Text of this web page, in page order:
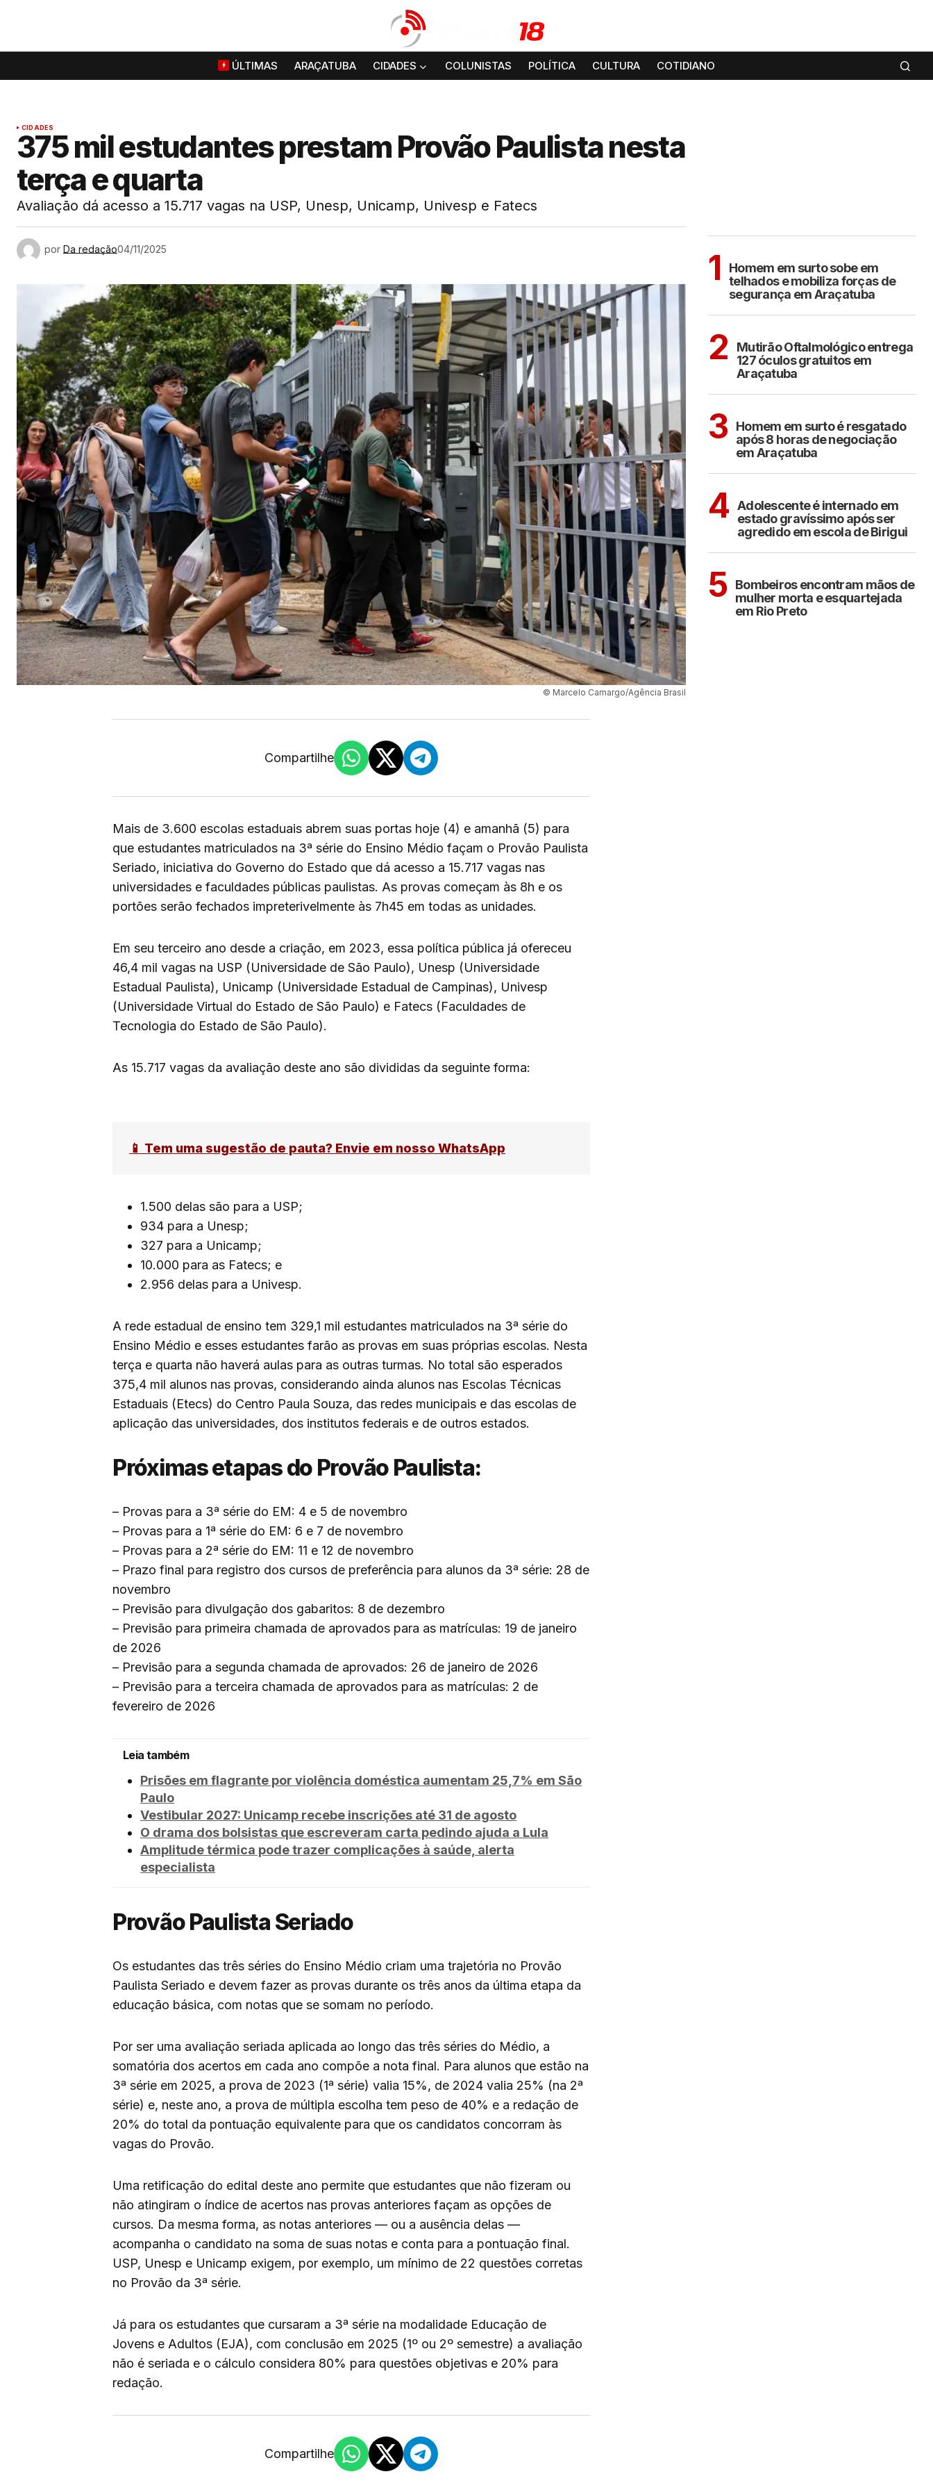
ÚLTIMAS ARAÇATUBA CIDADES COLUNISTAS POLÍTICA CULTURA COTIDIANO
CIDADES
375 mil estudantes prestam Provão Paulista nesta
terça e quarta
Avaliação dá acesso a 15.717 vagas na USP, Unesp, Unicamp, Univesp e Fatecs
por Da redação04/11/2025
© Marcelo Camargo/Agência Brasil
Compartilhe
Mais de 3.600 escolas estaduais abrem suas portas hoje (4) e amanhã (5) para
que estudantes matriculados na 3ª série do Ensino Médio façam o Provão Paulista
Seriado, iniciativa do Governo do Estado que dá acesso a 15.717 vagas nas
universidades e faculdades públicas paulistas. As provas começam às 8h e os
portões serão fechados impreterivelmente às 7h45 em todas as unidades.
Em seu terceiro ano desde a criação, em 2023, essa política pública já ofereceu
46,4 mil vagas na USP (Universidade de São Paulo), Unesp (Universidade
Estadual Paulista), Unicamp (Universidade Estadual de Campinas), Univesp
(Universidade Virtual do Estado de São Paulo) e Fatecs (Faculdades de
Tecnologia do Estado de São Paulo).
As 15.717 vagas da avaliação deste ano são divididas da seguinte forma:
📱 Tem uma sugestão de pauta? Envie em nosso WhatsApp
1.500 delas são para a USP;
934 para a Unesp;
327 para a Unicamp;
10.000 para as Fatecs; e
2.956 delas para a Univesp.
A rede estadual de ensino tem 329,1 mil estudantes matriculados na 3ª série do
Ensino Médio e esses estudantes farão as provas em suas próprias escolas. Nesta
terça e quarta não haverá aulas para as outras turmas. No total são esperados
375,4 mil alunos nas provas, considerando ainda alunos nas Escolas Técnicas
Estaduais (Etecs) do Centro Paula Souza, das redes municipais e das escolas de
aplicação das universidades, dos institutos federais e de outros estados.
Próximas etapas do Provão Paulista:
– Provas para a 3ª série do EM: 4 e 5 de novembro
– Provas para a 1ª série do EM: 6 e 7 de novembro
– Provas para a 2ª série do EM: 11 e 12 de novembro
– Prazo final para registro dos cursos de preferência para alunos da 3ª série: 28 de
novembro
– Previsão para divulgação dos gabaritos: 8 de dezembro
– Previsão para primeira chamada de aprovados para as matrículas: 19 de janeiro
de 2026
– Previsão para a segunda chamada de aprovados: 26 de janeiro de 2026
– Previsão para a terceira chamada de aprovados para as matrículas: 2 de
fevereiro de 2026
Leia também
Prisões em flagrante por violência doméstica aumentam 25,7% em São
Paulo
Vestibular 2027: Unicamp recebe inscrições até 31 de agosto
O drama dos bolsistas que escreveram carta pedindo ajuda a Lula
Amplitude térmica pode trazer complicações à saúde, alerta
especialista
Provão Paulista Seriado
Os estudantes das três séries do Ensino Médio criam uma trajetória no Provão
Paulista Seriado e devem fazer as provas durante os três anos da última etapa da
educação básica, com notas que se somam no período.
Por ser uma avaliação seriada aplicada ao longo das três séries do Médio, a
somatória dos acertos em cada ano compõe a nota final. Para alunos que estão na
3ª série em 2025, a prova de 2023 (1ª série) valia 15%, de 2024 valia 25% (na 2ª
série) e, neste ano, a prova de múltipla escolha tem peso de 40% e a redação de
20% do total da pontuação equivalente para que os candidatos concorram às
vagas do Provão.
Uma retificação do edital deste ano permite que estudantes que não fizeram ou
não atingiram o índice de acertos nas provas anteriores façam as opções de
cursos. Da mesma forma, as notas anteriores — ou a ausência delas —
acompanha o candidato na soma de suas notas e conta para a pontuação final.
USP, Unesp e Unicamp exigem, por exemplo, um mínimo de 22 questões corretas
no Provão da 3ª série.
Já para os estudantes que cursaram a 3ª série na modalidade Educação de
Jovens e Adultos (EJA), com conclusão em 2025 (1º ou 2º semestre) a avaliação
não é seriada e o cálculo considera 80% para questões objetivas e 20% para
redação.
Compartilhe
1
Homem em surto sobe em
telhados e mobiliza forças de
segurança em Araçatuba
2
Mutirão Oftalmológico entrega
127 óculos gratuitos em
Araçatuba
3 Homem em surto é resgatado
após 8 horas de negociação
em Araçatuba
4 Adolescente é internado em
estado gravíssimo após ser
agredido em escola de Birigui
5 Bombeiros encontram mãos de
mulher morta e esquartejada
em Rio Preto